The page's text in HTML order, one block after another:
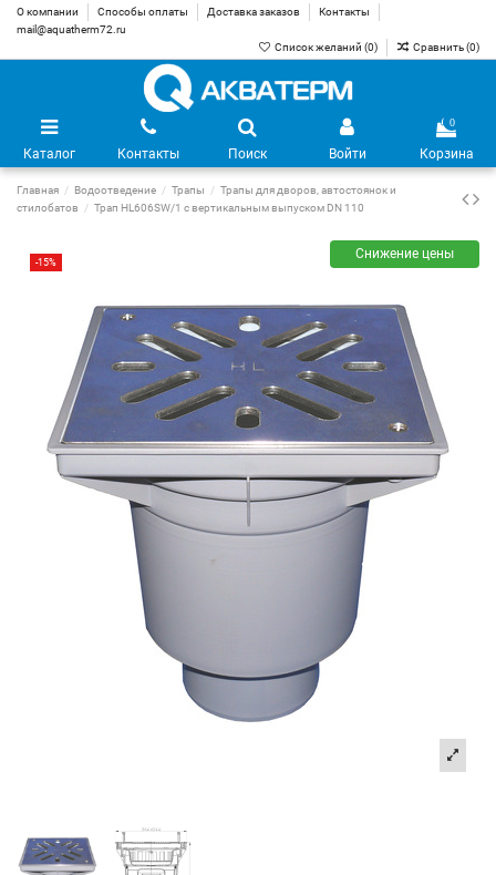
О компании Способы оплаты Доставка заказов
Контакты
mail@aquatherm72.ru
Список желаний (0) Сравнить (0)
Каталог Контакты Поиск Войти
0
Корзина
Главная Водоотведение Трапы
Трапы для дворов, автостоянок и
стилобатов
Трап HL606SW/1 с вертикальным выпуском DN 110
-15%
Снижение цены